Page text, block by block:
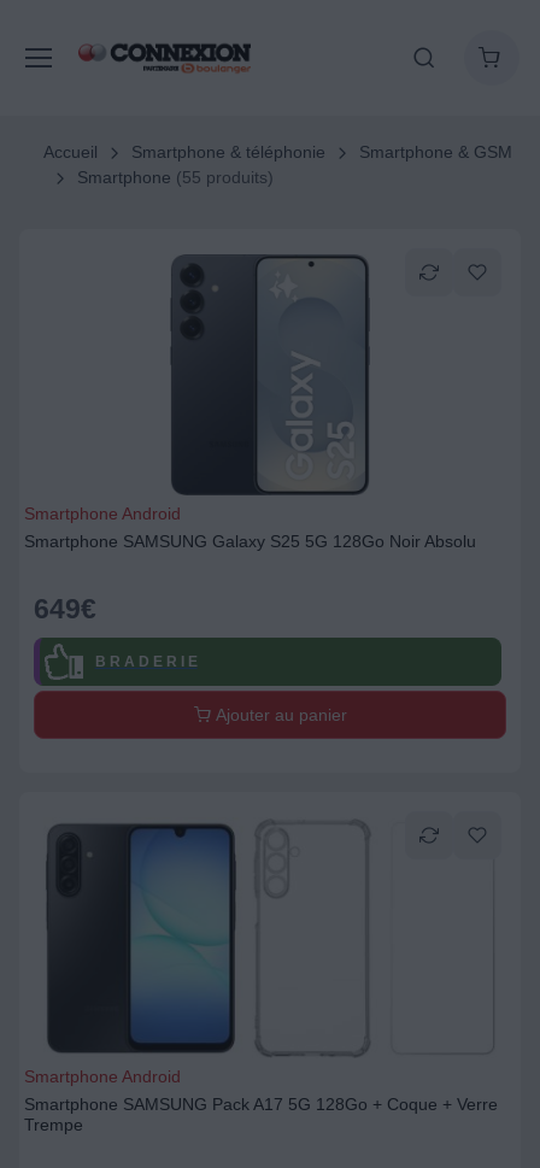
Accueil Smartphone & téléphonie
Smartphone & GSM
Smartphone (55 produits)
Smartphone Android
Smartphone SAMSUNG Galaxy S25 5G 128Go Noir Absolu
649€
B R A D E R I E
Ajouter au panier
Smartphone Android
Smartphone SAMSUNG Pack A17 5G 128Go + Coque + Verre
Trempe